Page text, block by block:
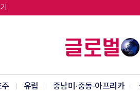
주 유럽 중남미·중동·아프리카